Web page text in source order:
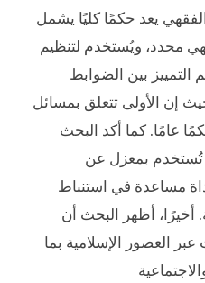
يعد حكمًا كليًا يشمل
محدد، ويُستخدم لتنظيم
التمييز بين الضوابط
حيث إن الأولى تتعلق بمسائل
عامًا. كما أكد البحث
تُستخدم بمعزل عن
مساعدة في استنباط
أظهر البحث أن
العصور الإسلامية بما